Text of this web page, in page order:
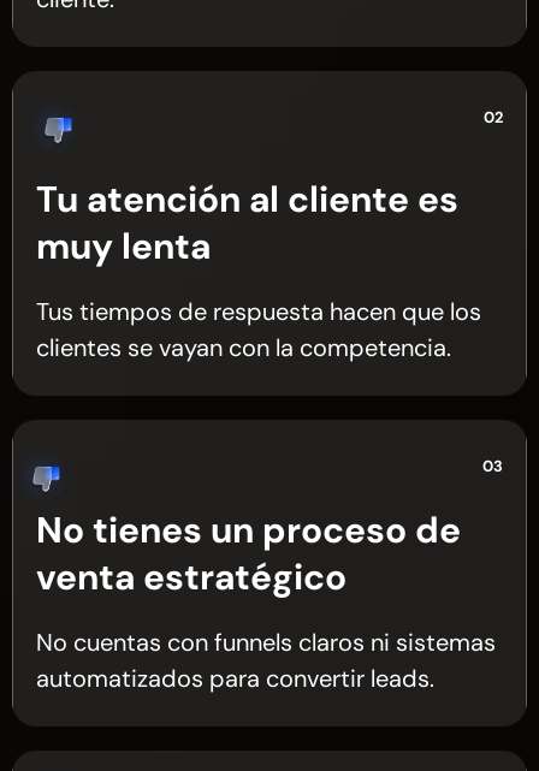
02
Tu atención al cliente es
muy lenta
Tus tiempos de respuesta hacen que los
clientes se vayan con la competencia.
03
No tienes un proceso de
venta estratégico
No cuentas con funnels claros ni sistemas
automatizados para convertir leads.